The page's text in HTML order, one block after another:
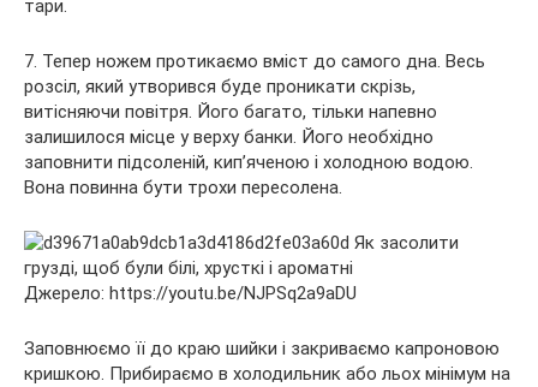
тари.
7. Тепер ножем протикаємо вміст до самого дна. Весь
розсіл, який утворився буде проникати скрізь,
витісняючи повітря. Його багато, тільки напевно
залишилося місце у верху банки. Його необхідно
заповнити підсоленій, кип’яченою і холодною водою.
Вона повинна бути трохи пересолена.
Джерело: https://youtu.be/NJPSq2a9aDU
Заповнюємо її до краю шийки і закриваємо капроновою
кришкою. Прибираємо в холодильник або льох мінімум на